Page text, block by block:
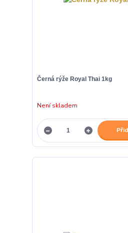
Černá rýže Royal Thai 1kg
Není skladem